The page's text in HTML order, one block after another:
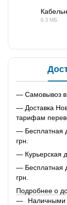
6.3 МБ
— Самовывоз в
— Доставка
тарифам
— Бесплатная
грн.
— Курьерская
— Бесплатная
грн.
Подробнее о
Наличными